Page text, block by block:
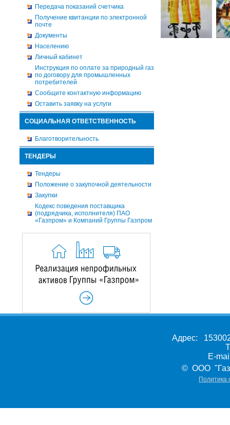
Передача показаний счетчика
Получение квитанции по электронной
почте
Документы
Населению
Личный кабинет
Инструкция по оплате за природный газ
по договору для промышленных
потребителей
Сообщите контактную информацию
Оставить заявку на услуги
СОЦИАЛЬНАЯ ОТВЕТСТВЕННОСТЬ
Благотворительность
ТЕНДЕРЫ
Тендеры
Положение о закупочной деятельности
Закупки
Кодекс поведения поставщика
(подрядчика, исполнителя) ПАО
«Газпром» и Компаний Группы Газпром
Адрес:
E-
© ООО
Политика